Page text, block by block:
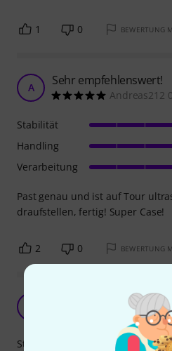
1 0 BEWERTUNG
A Sehr empfehlenswert!
Andreas212
Past genau und ist auf Tour
draufstellen, fertig! Super Case!
Stabilität
Handling
Verarbeitung
2 0 BEWERTUNG
Sinnvolle Ergänzung
Bernhard
Stabilität